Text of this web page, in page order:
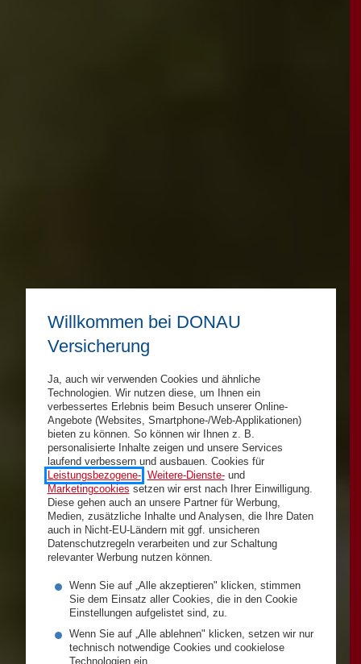
Willkommen bei DONAU
Versicherung
Ja, auch wir verwenden Cookies und ähnliche
Technologien. Wir nutzen diese, um Ihnen ein
verbessertes Erlebnis beim Besuch unserer Online-
Angebote (Websites, Smartphone-/Web-Applikationen)
bieten zu können. So können wir Ihnen z. B.
personalisierte Inhalte zeigen und unsere Services
laufend verbessern und ausbauen. Cookies für
Leistungsbezogene-, Weitere-Dienste-und
Marketingcookies setzen wir erst nach Ihrer Einwilligung.
Diese gehen auch an unsere Partner für Werbung,
Medien, zusätzliche Inhalte und Analysen, die Ihre Daten
auch in Nicht-EU-Ländern mit ggf. unsicheren
Datenschutzregeln verarbeiten und zur Schaltung
relevanter Werbung nutzen können.
Wenn Sie auf „Alle akzeptieren" klicken, stimmen
Sie dem Einsatz aller Cookies, die in den Cookie
Einstellungen aufgelistet sind, zu.
Wenn Sie auf „Alle ablehnen" klicken, setzen wir nur
technisch notwendige Cookies und cookielose
Technologien ein.